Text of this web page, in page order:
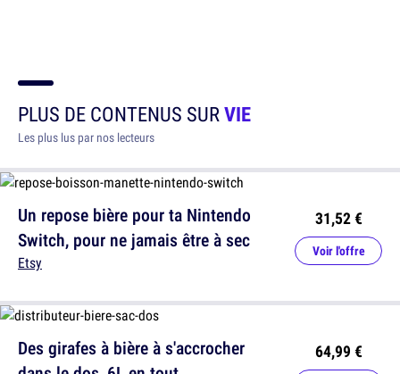
PLUS DE CONTENUS SURVIE
Les plus lus par nos lecteurs
Un repose bière pour ta Nintendo
Switch, pour ne jamais être à sec
Etsy
31,52 €
Voir l'offre
Des girafes à bière à s'accrocher
64,99 €